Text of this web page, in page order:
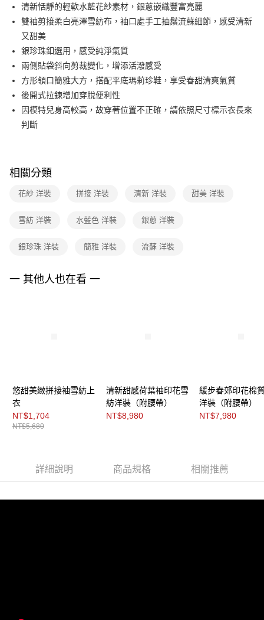
上海商業儲蓄銀行
台北富邦商業銀行
國泰世華商業銀行
兆豐國際商業銀行
臺灣中小企業銀行
匯豐（台灣）商業銀行
聯邦商業銀行
元大商業銀行
永豐商業銀行
玉山商業銀行
星展（台灣）商業銀行
台新國際商業銀行
台灣樂天信用卡公司
Apple Pay
街口支付
AFTEE先享後付
相關說明
【關於「AFTEE先享後付」】
AFTEE先享後付是「在收到商品之後才付款」的支付方式。 讓您購物簡單
便利好安心！
１．簡單：不需註冊會員、不需綁卡、不需儲值。
２．便利：只要手機號碼，簡訊認證，即可結帳。
結帳頁面，進行簡訊認證並確認金額後，即可完成結帳。
３．收到繳費通知簡訊後14天內，點擊此簡訊中的連結，可透過四大超商／
※ 請注意：結帳手續完成當下不需立刻繳費，但若您需要取消訂單，請聯絡
※ 交易是否成功請以「AFTEE先享後付 」之結帳頁面顯示為準，若有關於
４．使用「AFTEE先享後付」時，將依據個別帳號之用戶狀況，依本公司即
時審查核予不同之上限額度；若仍有額度不足之情形，本公司將視審查結果
請求用戶進行身份認證。
５．嚴禁一人註冊多個帳號或使用他人資訊註冊。若發現惡意使用之情形，
恩沛科技股份有限公司將有權停止該用戶之使用額度並採取法律行動。
付款後7-11取貨
每筆NT$90，滿NT$3,600(含以上)免運費
離島宅配 (蘭嶼恕不配送)
清新恬靜的輕軟水藍花紗素材，銀蔥嵌織豐富亮麗
雙袖剪接柔白亮澤雪紡布，袖口處手工抽鬚流蘇細節，感受清新
又甜美
銀珍珠釦選用，感受純淨氣質
兩側貼袋斜向剪裁變化，增添活潑感受
方形領口簡雅大方，搭配平底瑪莉珍鞋，享受春甜清爽氣質
後開式拉鍊增加穿脫便利性
因模特兒身高較高，故穿著位置不正確，請依照尺寸標示衣長來
判斷
相關分類
花紗 洋裝 拼接 洋裝 清新 洋裝 甜美 洋裝
雪紡 洋裝 水藍色 洋裝 銀蔥 洋裝
銀珍珠 洋裝 簡雅 洋裝 流蘇 洋裝
一 其他人也在看 一
悠甜美緻拼接袖雪紡上
衣
NT$1,704
NT$5,680
清新甜感荷葉袖印花雪
紡洋裝（附腰帶）
NT$8,980
緩步春郊印花棉
洋裝（附腰帶）
NT$7,980
詳細說明 商品規格 相關推薦